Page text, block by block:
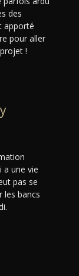
des
apporté
pour aller
!
a une vie
pas se
les bancs